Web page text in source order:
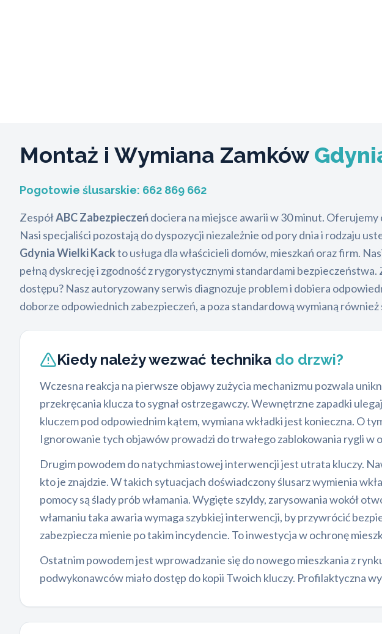
Montaż i Wymiana Zamków
Pogotowie ślusarskie: 662 869 662
ZespółABC Zabezpieczeńdociera na miejsce awarii w 30 minut.
Nasi specjaliści pozostają do dyspozycji niezależnie od pory dnia i rodzaju
Gdynia Wielki Kackto usługa dla właścicieli domów, mieszkań oraz firm.
pełną dyskrecję i zgodność z rygorystycznymi standardami
dostępu? Nasz autoryzowany serwis diagnozuje problem i dobiera
doborze odpowiednich zabezpieczeń, a poza standardową wymianą
Kiedy należy wezwać technika do drzwi?
Wczesna reakcja na pierwsze objawy zużycia mechanizmu pozwala
przekręcania klucza to sygnał ostrzegawczy. Wewnętrzne zapadki
kluczem pod odpowiednim kątem, wymiana wkładki jest konieczna. O
Ignorowanie tych objawów prowadzi do trwałego zablokowania rygli w
Drugim powodem do natychmiastowej interwencji jest utrata kluczy.
kto je znajdzie. W takich sytuacjach doświadczony ślusarz wymienia
pomocy są ślady prób włamania. Wygięte szyldy, zarysowania wokół
włamaniu taka awaria wymaga szybkiej interwencji, by przywrócić
zabezpiecza mienie po takim incydencie. To inwestycja w ochronę
Ostatnim powodem jest wprowadzanie się do nowego mieszkania z
podwykonawców miało dostęp do kopii Twoich kluczy. Profilaktyczna